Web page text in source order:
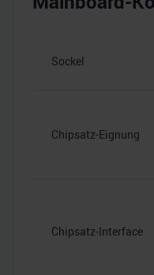
Sockel
Chipsatz-Eignung
Chipsatz-Interface